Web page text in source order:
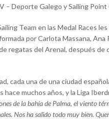
– Deporte Galego y Sailing
Team en las Medal Races
por Carlota Massana,
regatas del Arenal, después de
cada una de una ciudad
muchos años, y la Liga
de la bahía de Palma, el viento
Nos ha salido todo muy bien.